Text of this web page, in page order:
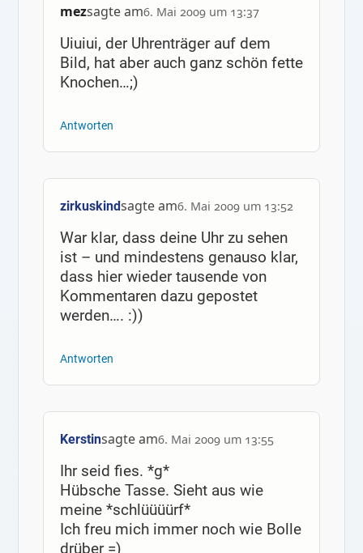
mezsagte am6. Mai 2009 um 13:37
Uiuiui, der Uhrenträger auf dem
Bild, hat aber auch ganz schön fette
Knochen…;)
Antworten
zirkuskindsagte am6. Mai 2009 um 13:52
War klar, dass deine Uhr zu sehen
ist – und mindestens genauso klar,
dass hier wieder tausende von
Kommentaren dazu gepostet
werden…. :))
Antworten
Kerstinsagte am6. Mai 2009 um 13:55
Ihr seid fies. *g*
Hübsche Tasse. Sieht aus wie
meine *schlüüüürf*
Ich freu mich immer noch wie Bolle
drüber =)